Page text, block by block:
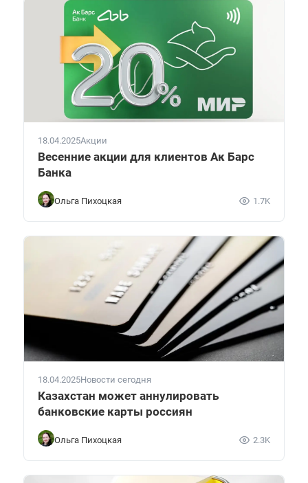
18.04.2025Акции
Весенние акции для клиентов Ак Барс
Банка
Ольга Пихоцкая 1.7K
18.04.2025Новости сегодня
Казахстан может аннулировать
банковские карты россиян
Ольга Пихоцкая 2.3K